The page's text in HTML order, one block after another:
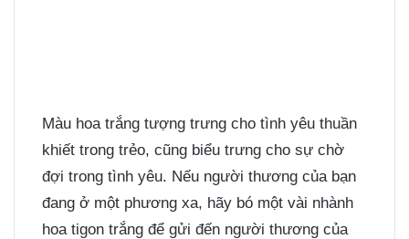
Màu hoa trắng tượng trưng cho tình yêu thuần
khiết trong trẻo, cũng biểu trưng cho sự chờ
đợi trong tình yêu. Nếu người thương của bạn
đang ở một phương xa, hãy bó một vài nhành
hoa tigon trắng để gửi đến người thương của